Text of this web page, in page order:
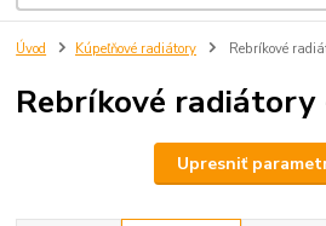
Úvod Kúpeľňové radiátory Rebríkové
Rebríkové radiátory
Upresniť